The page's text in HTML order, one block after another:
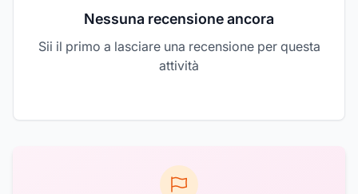
Nessuna recensione ancora
Sii il primo a lasciare una recensione per questa
attività